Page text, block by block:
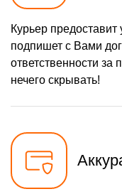
Курьер
подпишет с Вами
ответственности
нечего скрывать!